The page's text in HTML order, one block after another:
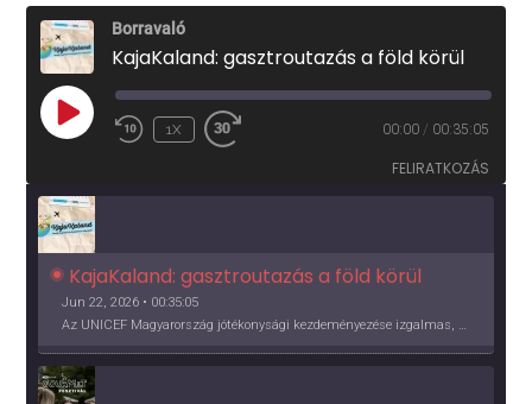
Borravaló
KajaKaland: gasztroutazás a föld körül
PLAY
EPISODE
1X 00:00 / 00:35:05
FELIRATKOZÁS
KajaKaland: gasztroutazás a föld körül
Jun 22, 2026 • 00:35:05
Az UNICEF Magyarország jótékonysági kezdeményezése izgalmas, egész éves világkörüli ízutazásra hív, igazi családi program és gasztroedukáció, illetve segítség a rászorulóknak is egyben.